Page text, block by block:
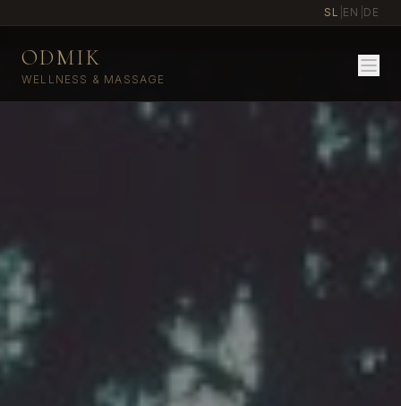
SL EN DE
ODMIK
WELLNESS & MASSAGE